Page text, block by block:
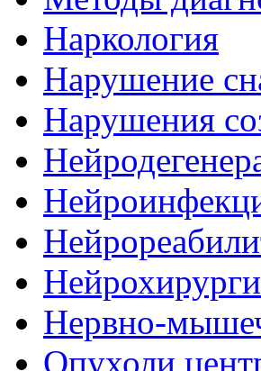
Наркология
Нарушение
Нарушения
Нервно-
Опухоли